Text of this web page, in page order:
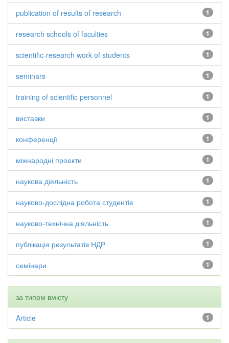
1
publication of results of research
1
research schools of faculties
1
scientific-research work of students
1
seminars
1
training of scientific personnel
1
виставки
1
конференції
1
міжнародні проекти
1
наукова діяльність
1
науково-дослідна робота студентів
1
науково-технічна діяльність
1
публікація результатів НДР
1
семінари
за типом вмісту
1
Article